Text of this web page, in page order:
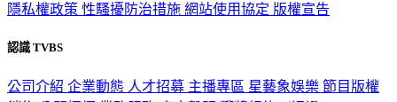
隱私權政策 性騷擾防治措施 網站使用協定 版權宣告
認識 TVBS
公司介紹 企業動態 人才招募 主播專區 星藝象娛樂 節目版權